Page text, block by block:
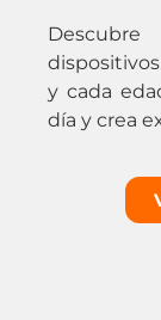
y cada
día y crea